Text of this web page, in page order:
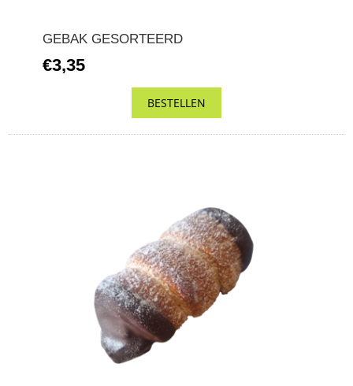
GEBAK GESORTEERD
€3,35